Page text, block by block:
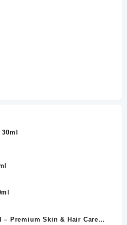
– Premium Skin & Hair Care